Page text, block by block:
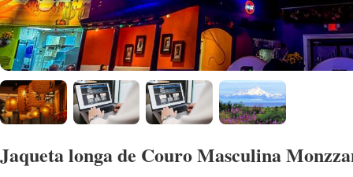
Jaqueta longa de Couro Masculina